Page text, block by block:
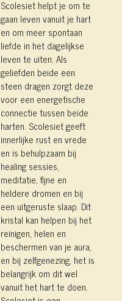
Scolesiet helpt je om te
gaan leven vanuit je hart
en om meer spontaan
liefde in het dagelijkse
leven te uiten. Als
geliefden beide een
steen dragen zorgt deze
voor een energetische
connectie tussen beide
harten. Scolesiet geeft
innerlijke rust en vrede
en is behulpzaam bij
healing sessies,
meditatie, fijne en
heldere dromen en bij
een uitgeruste slaap. Dit
kristal kan helpen bij het
reinigen, helen en
beschermen van je aura,
en bij zelfgenezing, het is
belangrijk om dit wel
vanuit het hart te doen.